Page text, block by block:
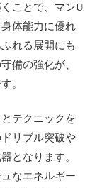
ことで、マンU
体能力に優れ
れる展開にも
備の強化が、
。
テクニックを
リブル突破や
となります。
なエネルギー